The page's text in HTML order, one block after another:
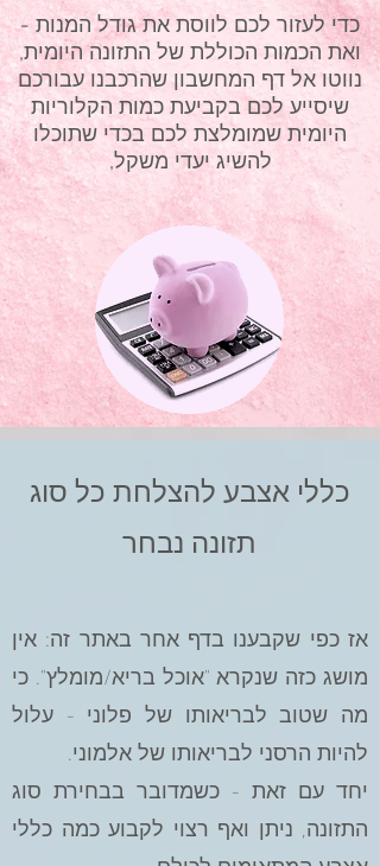
כדי לעזור לכם לווסת את גודל המנות -
ואת הכמות הכוללת של התזונה היומית,
נווטו אל דף המחשבון שהרכבנו עבורכם
שיסייע לכם בקביעת כמות הקלוריות
היומית שמומלצת לכם בכדי שתוכלו
להשיג יעדי משקל,
כללי אצבע להצלחת כל סוג
תזונה נבחר
אז כפי שקבענו בדף אחר באתר זה: אין
מושג כזה שנקרא "אוכל בריא/מומלץ". כי
מה שטוב לבריאותו של פלוני - עלול
להיות הרסני לבריאותו של אלמוני.
יחד עם זאת - כשמדובר בבחירת סוג
התזונה, ניתן ואף רצוי לקבוע כמה כללי